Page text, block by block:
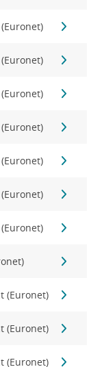
(Euronet)
(Euronet)
(Euronet)